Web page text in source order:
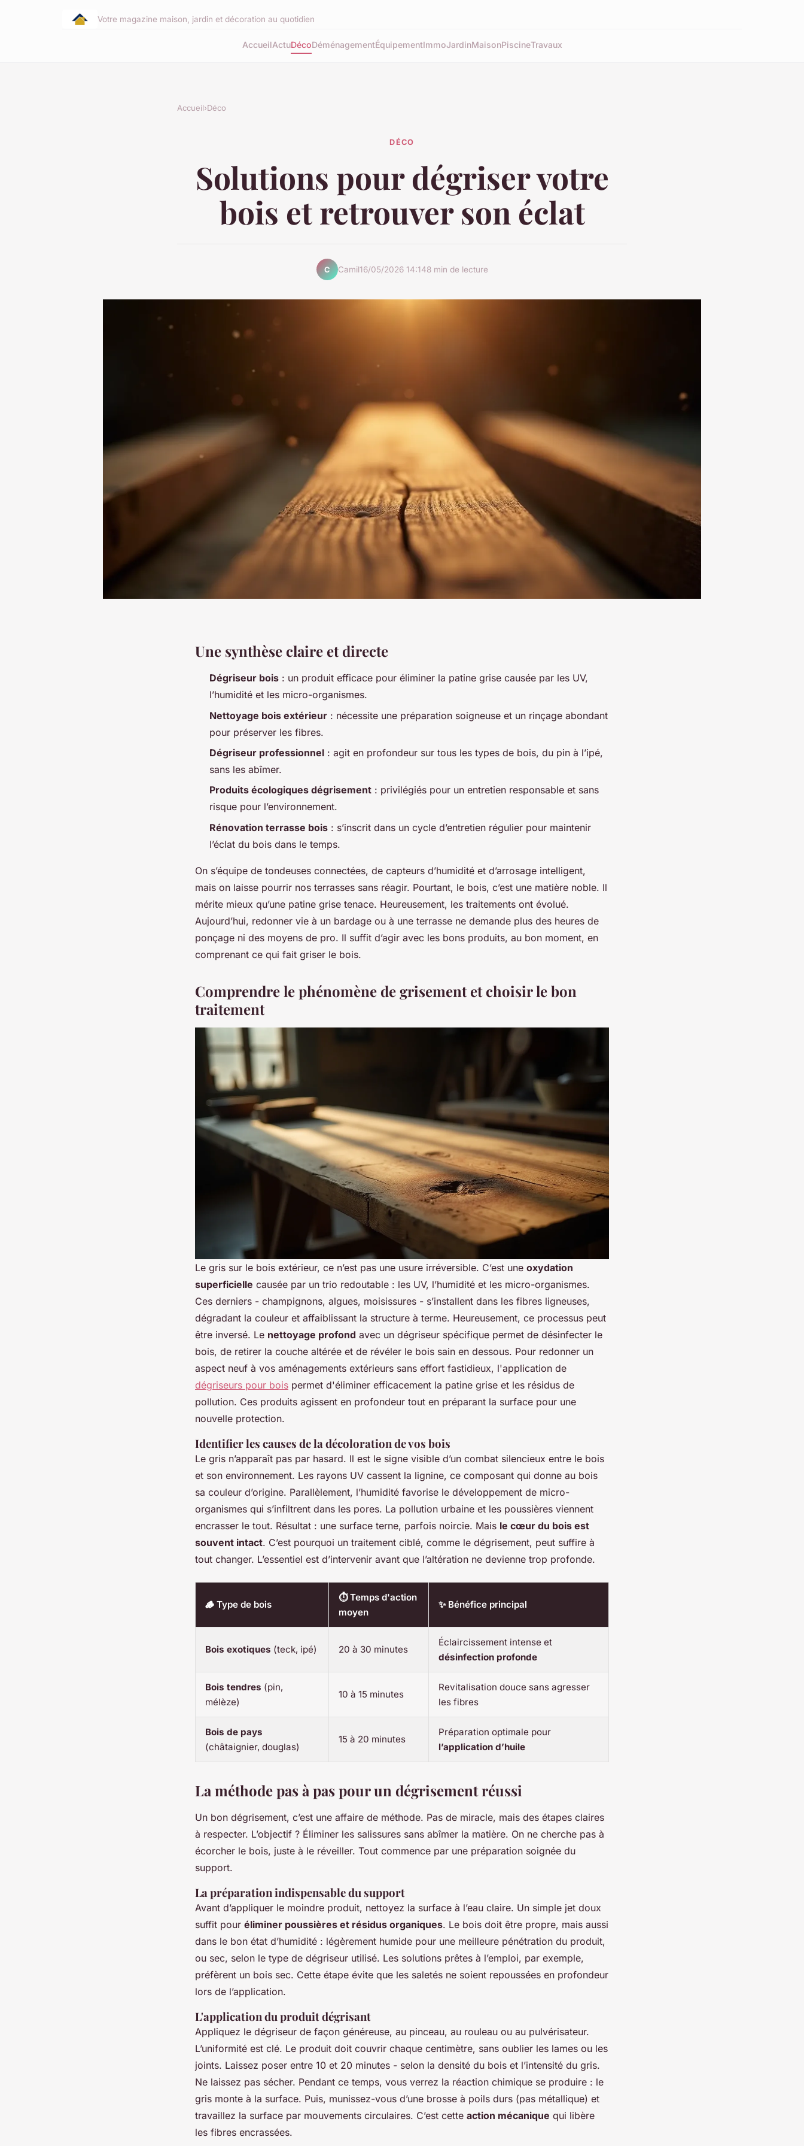
Votre magazine maison, jardin et décoration au quotidien
AccueilActuDécoDéménagementÉquipementImmoJardinMaisonPiscineTravaux
Accueil›Déco
DÉCO
Solutions pour dégriser votre
bois et retrouver son éclat
C Camil16/05/2026 14:148 min de lecture
Une synthèse claire et directe
Dégriseur bois : un produit efficace pour éliminer la patine grise causée par les UV,
l’humidité et les micro-organismes.
Nettoyage bois extérieur : nécessite une préparation soigneuse et un rinçage abondant
pour préserver les fibres.
Dégriseur professionnel : agit en profondeur sur tous les types de bois, du pin à l’ipé,
sans les abîmer.
Produits écologiques dégrisement : privilégiés pour un entretien responsable et sans
risque pour l’environnement.
Rénovation terrasse bois : s’inscrit dans un cycle d’entretien régulier pour maintenir
l’éclat du bois dans le temps.
On s’équipe de tondeuses connectées, de capteurs d’humidité et d’arrosage intelligent,
mais on laisse pourrir nos terrasses sans réagir. Pourtant, le bois, c’est une matière noble. Il
mérite mieux qu’une patine grise tenace. Heureusement, les traitements ont évolué.
Aujourd’hui, redonner vie à un bardage ou à une terrasse ne demande plus des heures de
ponçage ni des moyens de pro. Il suffit d’agir avec les bons produits, au bon moment, en
comprenant ce qui fait griser le bois.
Comprendre le phénomène de grisement et choisir le bon
traitement
Le gris sur le bois extérieur, ce n’est pas une usure irréversible. C’est une oxydation
superficielle causée par un trio redoutable : les UV, l’humidité et les micro-organismes.
Ces derniers - champignons, algues, moisissures - s’installent dans les fibres ligneuses,
dégradant la couleur et affaiblissant la structure à terme. Heureusement, ce processus peut
être inversé. Le nettoyage profond avec un dégriseur spécifique permet de désinfecter le
bois, de retirer la couche altérée et de révéler le bois sain en dessous. Pour redonner un
aspect neuf à vos aménagements extérieurs sans effort fastidieux, l'application de
dégriseurs pour bois permet d'éliminer efficacement la patine grise et les résidus de
pollution. Ces produits agissent en profondeur tout en préparant la surface pour une
nouvelle protection.
Identifier les causes de la décoloration de vos bois
Le gris n’apparaît pas par hasard. Il est le signe visible d’un combat silencieux entre le bois
et son environnement. Les rayons UV cassent la lignine, ce composant qui donne au bois
sa couleur d’origine. Parallèlement, l’humidité favorise le développement de micro-
organismes qui s’infiltrent dans les pores. La pollution urbaine et les poussières viennent
encrasser le tout. Résultat : une surface terne, parfois noircie. Mais le cœur du bois est
souvent intact. C’est pourquoi un traitement ciblé, comme le dégrisement, peut suffire à
tout changer. L’essentiel est d’intervenir avant que l’altération ne devienne trop profonde.
🪵 Type de bois
⏱️ Temps d'action
moyen
✨ Bénéfice principal
Bois exotiques (teck, ipé) 20 à 30 minutes
Éclaircissement intense et
désinfection profonde
Bois tendres (pin,
mélèze)
10 à 15 minutes
Revitalisation douce sans agresser
les fibres
Bois de pays
(châtaignier, douglas)
15 à 20 minutes
Préparation optimale pour
l’application d’huile
La méthode pas à pas pour un dégrisement réussi
Un bon dégrisement, c’est une affaire de méthode. Pas de miracle, mais des étapes claires
à respecter. L’objectif ? Éliminer les salissures sans abîmer la matière. On ne cherche pas à
écorcher le bois, juste à le réveiller. Tout commence par une préparation soignée du
support.
La préparation indispensable du support
Avant d’appliquer le moindre produit, nettoyez la surface à l’eau claire. Un simple jet doux
suffit pour éliminer poussières et résidus organiques. Le bois doit être propre, mais aussi
dans le bon état d’humidité : légèrement humide pour une meilleure pénétration du produit,
ou sec, selon le type de dégriseur utilisé. Les solutions prêtes à l’emploi, par exemple,
préfèrent un bois sec. Cette étape évite que les saletés ne soient repoussées en profondeur
lors de l’application.
L'application du produit dégrisant
Appliquez le dégriseur de façon généreuse, au pinceau, au rouleau ou au pulvérisateur.
L’uniformité est clé. Le produit doit couvrir chaque centimètre, sans oublier les lames ou les
joints. Laissez poser entre 10 et 20 minutes - selon la densité du bois et l’intensité du gris.
Ne laissez pas sécher. Pendant ce temps, vous verrez la réaction chimique se produire : le
gris monte à la surface. Puis, munissez-vous d’une brosse à poils durs (pas métallique) et
travaillez la surface par mouvements circulaires. C’est cette action mécanique qui libère
les fibres encrassées.